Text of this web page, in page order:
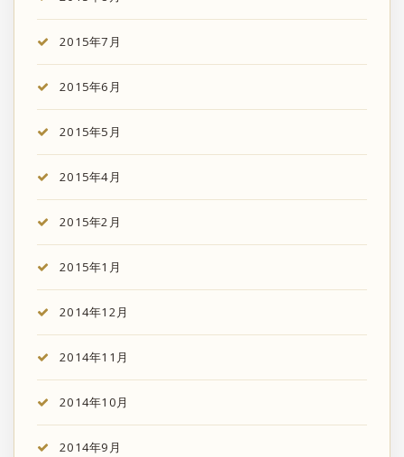
2015年7月
2015年6月
2015年5月
2015年4月
2015年2月
2015年1月
2014年12月
2014年11月
2014年10月
2014年9月